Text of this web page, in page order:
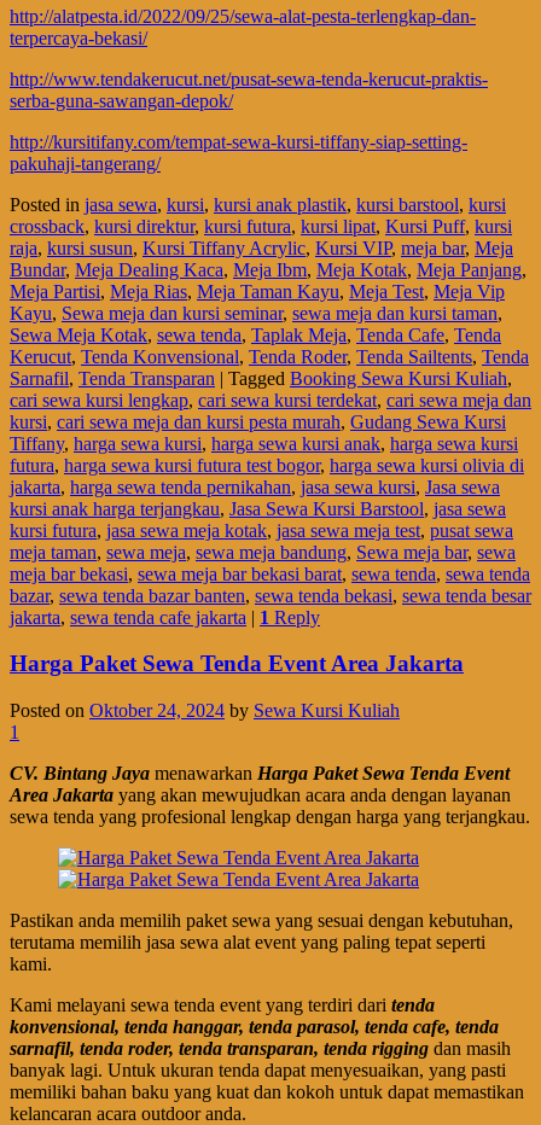
http://alatpesta.id/2022/09/25/sewa-alat-pesta-terlengkap-dan-
terpercaya-bekasi/
http://www.tendakerucut.net/pusat-sewa-tenda-kerucut-praktis-
serba-guna-sawangan-depok/
http://kursitifany.com/tempat-sewa-kursi-tiffany-siap-setting-
pakuhaji-tangerang/
Posted in jasa sewa, kursi, kursi anak plastik, kursi barstool, kursi
crossback, kursi direktur, kursi futura, kursi lipat, Kursi Puff, kursi
raja, kursi susun, Kursi Tiffany Acrylic, Kursi VIP, meja bar, Meja
Bundar, Meja Dealing Kaca, Meja Ibm, Meja Kotak, Meja Panjang,
Meja Partisi, Meja Rias, Meja Taman Kayu, Meja Test, Meja Vip
Kayu, Sewa meja dan kursi seminar, sewa meja dan kursi taman,
Sewa Meja Kotak, sewa tenda, Taplak Meja, Tenda Cafe, Tenda
Kerucut, Tenda Konvensional, Tenda Roder, Tenda Sailtents, Tenda
Sarnafil, Tenda Transparan | Tagged Booking Sewa Kursi Kuliah,
cari sewa kursi lengkap, cari sewa kursi terdekat, cari sewa meja dan
kursi, cari sewa meja dan kursi pesta murah, Gudang Sewa Kursi
Tiffany, harga sewa kursi, harga sewa kursi anak, harga sewa kursi
futura, harga sewa kursi futura test bogor, harga sewa kursi olivia di
jakarta, harga sewa tenda pernikahan, jasa sewa kursi, Jasa sewa
kursi anak harga terjangkau, Jasa Sewa Kursi Barstool, jasa sewa
kursi futura, jasa sewa meja kotak, jasa sewa meja test, pusat sewa
meja taman, sewa meja, sewa meja bandung, Sewa meja bar, sewa
meja bar bekasi, sewa meja bar bekasi barat, sewa tenda, sewa tenda
bazar, sewa tenda bazar banten, sewa tenda bekasi, sewa tenda besar
jakarta, sewa tenda cafe jakarta | 1 Reply
Harga Paket Sewa Tenda Event Area Jakarta
Posted on Oktober 24, 2024 by Sewa Kursi Kuliah
1
CV. Bintang Jaya menawarkan Harga Paket Sewa Tenda Event
Area Jakarta yang akan mewujudkan acara anda dengan layanan
sewa tenda yang profesional lengkap dengan harga yang terjangkau.
Pastikan anda memilih paket sewa yang sesuai dengan kebutuhan,
terutama memilih jasa sewa alat event yang paling tepat seperti
kami.
Kami melayani sewa tenda event yang terdiri dari tenda
konvensional, tenda hanggar, tenda parasol, tenda cafe, tenda
sarnafil, tenda roder, tenda transparan, tenda rigging dan masih
banyak lagi. Untuk ukuran tenda dapat menyesuaikan, yang pasti
memiliki bahan baku yang kuat dan kokoh untuk dapat memastikan
kelancaran acara outdoor anda.